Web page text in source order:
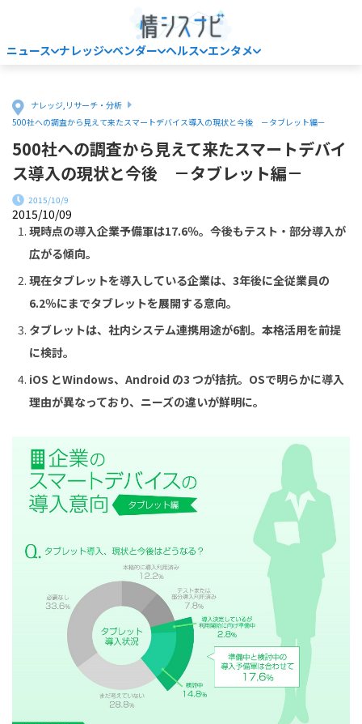
ニュース ナレッジ ベンダー ヘルス エンタメ
Home
ナレッジ リサーチ・分析
500社への調査から見えて来たスマートデバイス導入の現状と今後 －タブレット編－
500社への調査から見えて来たスマートデバイ
ス導入の現状と今後 －タブレット編－
2015/10/9
2015/10/09
現時点の導入企業予備軍は17.6％。今後もテスト・部分導入が
広がる傾向。
現在タブレットを導入している企業は、 3年後に全従業員の
6.2％にまでタブレットを展開する意向。
タブレットは、社内システム連携用途が6割。本格活用を前提
に検討。
iOS とWindows、 Android の3 つが拮抗。 OSで明らかに導入
理由が異なっており、ニーズの違いが鮮明に。